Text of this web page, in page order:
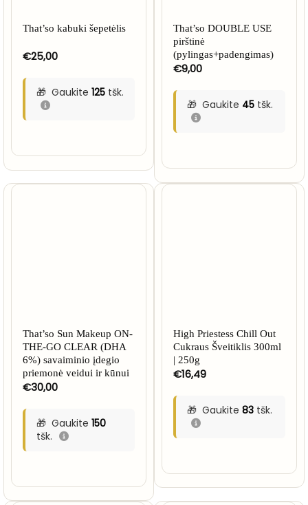
That’so kabuki šepetėlis
€25,00
Gaukite 125tšk.
That’so DOUBLE USE
pirštinė
(pylingas+padengimas)
€9,00
Gaukite 45tšk.
That’so Sun Makeup ON-
THE-GO CLEAR (DHA
6%) savaiminio įdegio
priemonė veidui ir kūnui
€30,00
Gaukite 150
tšk.
High Priestess Chill Out
Cukraus Šveitiklis 300ml
| 250g
€16,49
Gaukite 83tšk.